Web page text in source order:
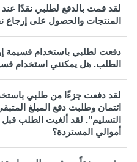
لقد قمت بالدفع لطلبي نقدًا عند
المنتجات والحصول على إرجاع
دفعت لطلبي باستخدام قسيمة
الطلب. هل يمكنني استخدام
لقد دفعت جزءًا من طلبي
ائتمان وطلبت دفع المبلغ
التسليم". لقد ألغيت الطلب
أموالي المستردة؟